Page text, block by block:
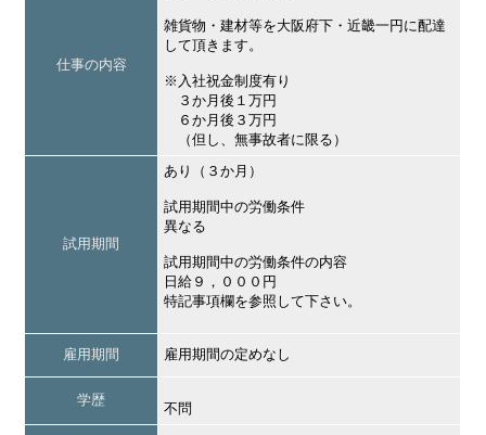
仕事の内容
雑貨物・建材等を大阪府下・近畿一円に配達
して頂きます。
※入社祝金制度有り
３か月後１万円
６か月後３万円
（但し、無事故者に限る）
試用期間
あり（３か月）
試用期間中の労働条件
異なる
試用期間中の労働条件の内容
日給９，０００円
特記事項欄を参照して下さい。
雇用期間 雇用期間の定めなし
学歴
不問